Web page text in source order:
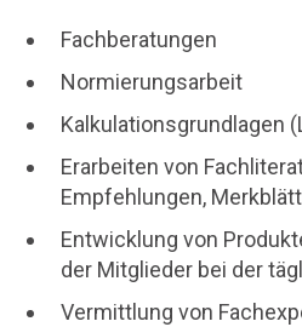
Fachberatungen
Normierungsarbeit
Kalkulationsgrundlagen
Erarbeiten von
Empfehlungen,
Entwicklung von
der Mitglieder bei der
Vermittlung von